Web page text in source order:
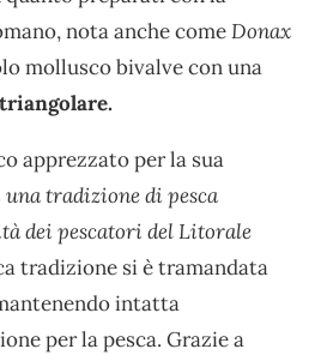
nota anche comeDonax
mollusco bivalve con una
apprezzato per la sua
una tradizione di pesca
dei pescatori del Litorale
tradizione si è tramandata
intatta
per la pesca. Grazie a